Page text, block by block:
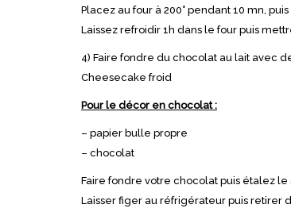
Placez au four à 200° pendant 10 mn,
Laissez refroidir 1h dans le four puis
4) Faire fondre du chocolat au lait avec
Cheesecake froid
Pour le décor en chocolat :
– papier bulle propre
– chocolat
Faire fondre votre chocolat puis étalez le
Laisser figer au réfrigérateur puis retirer